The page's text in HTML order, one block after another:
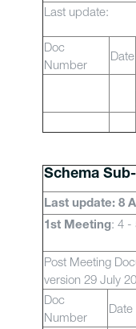
Last update:
Doc
Number
Date
Schema
Last update: 8
1st Meeting: 4 -
Post Meeting
version 29 July
Doc
Number
Date